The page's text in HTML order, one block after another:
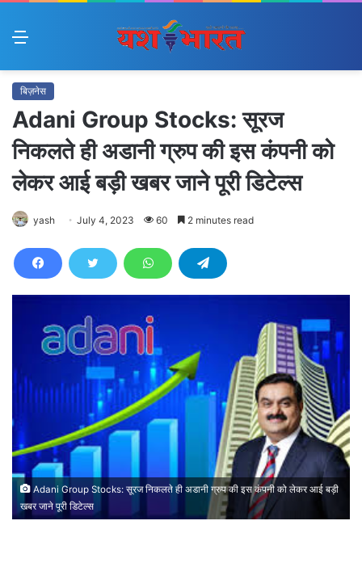
Menu
बिज़नेस
Adani Group Stocks: सूरज
निकलते ही अडानी ग्रुप की इस कंपनी को
लेकर आई बड़ी खबर जाने पूरी डिटेल्स
yash July 4, 2023 60 2 minutes read
Adani Group Stocks: सूरज निकलते ही अडानी ग्रुप की इस कंपनी को लेकर आई बड़ी
खबर जाने पूरी डिटेल्स